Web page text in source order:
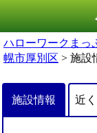
ハローワークまっ
幌市厚別区 > 施設
施設情報 近